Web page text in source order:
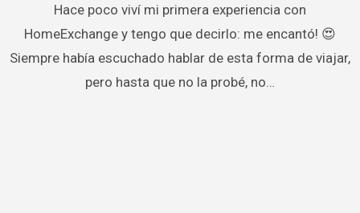
Hace poco viví mi primera experiencia con
HomeExchange y tengo que decirlo: me encantó! 😍
Siempre había escuchado hablar de esta forma de viajar,
pero hasta que no la probé, no…